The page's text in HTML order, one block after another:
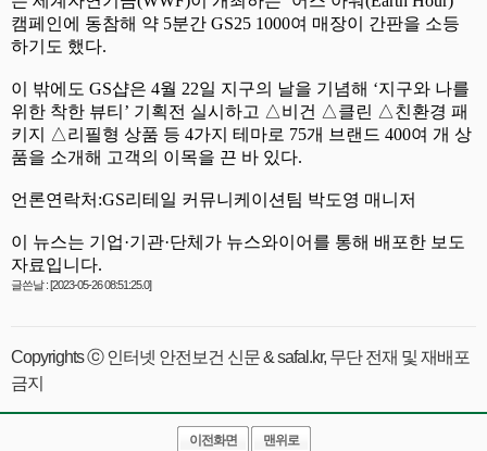
글쓴날 : [2023-05-26 08:51:25.0]
Copyrights ⓒ 인터넷 안전보건 신문 & safal.kr, 무단 전재 및 재배포
금지
이전화면 맨위로